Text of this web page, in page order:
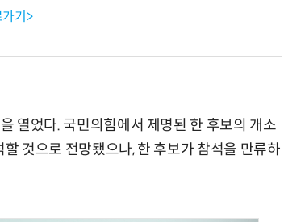
기>
열었다. 국민의힘에서 제명된 한 후보의 개소
것으로 전망됐으나, 한 후보가 참석을 만류하